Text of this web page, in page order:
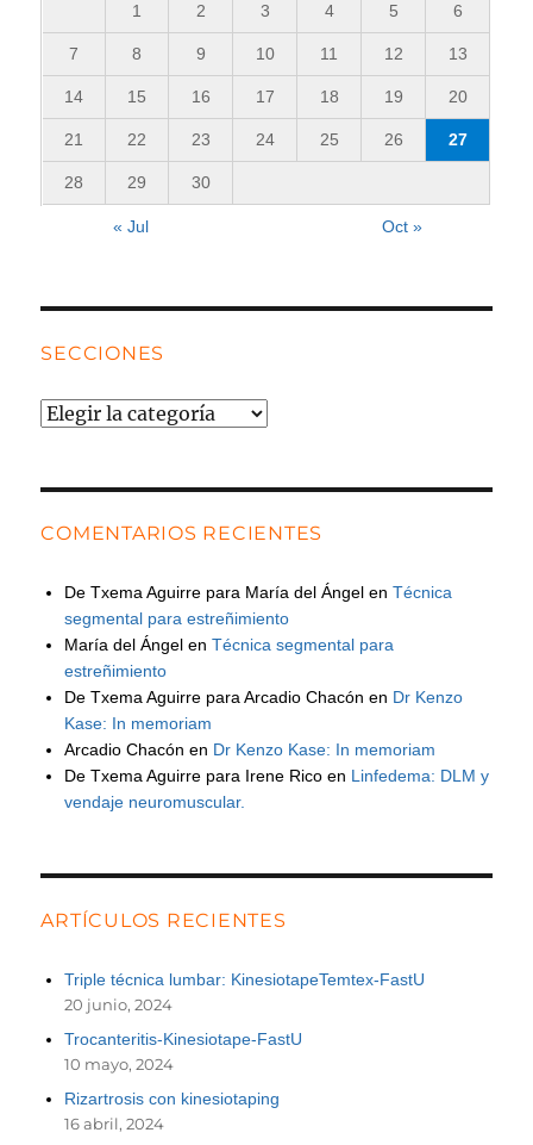
1 2 3 4 5 6
7 8 9 10 11 12 13
14 15 16 17 18 19 20
21 22 23 24 25 26 27
28 29 30
« Jul Oct »
SECCIONES
Secciones
COMENTARIOS RECIENTES
De Txema Aguirre para María del Ángel enTécnica
segmental para estreñimiento
María del Ángel enTécnica segmental para
estreñimiento
De Txema Aguirre para Arcadio Chacón en Dr Kenzo
Kase: In memoriam
Arcadio Chacón en Dr Kenzo Kase: In memoriam
De Txema Aguirre para Irene Rico en Linfedema: DLM y
vendaje neuromuscular.
ARTÍCULOS RECIENTES
Triple técnica lumbar: KinesiotapeTemtex-FastU
20 junio, 2024
Trocanteritis-Kinesiotape-FastU
10 mayo, 2024
Rizartrosis con kinesiotaping
16 abril, 2024